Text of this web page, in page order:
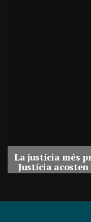
La justícia més
Justícia
conflictes